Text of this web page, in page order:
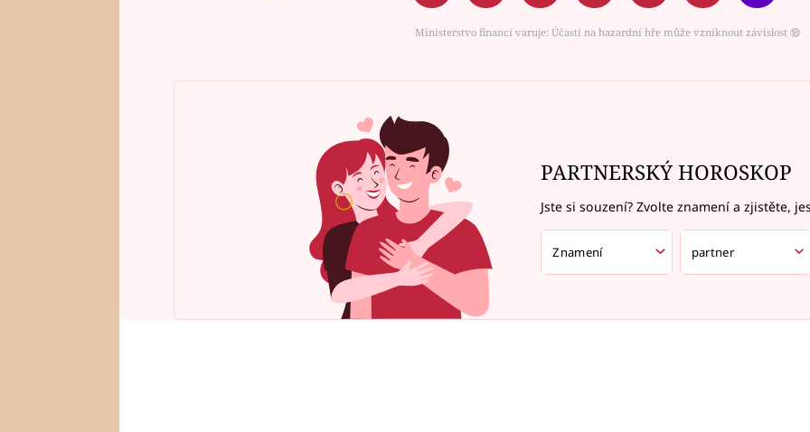
Ministerstvo financí varuje: Účastí na hazardní hře může vzniknout závislost ⑱
PARTNERSKÝ HOROSKOP
Jste si souzení? Zvolte znamení a zjistěte,